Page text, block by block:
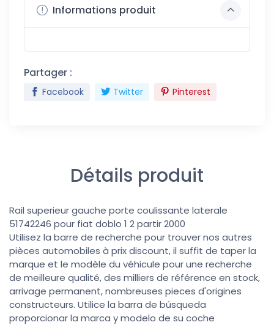
Informations produit
Partager :
Facebook Twitter Pinterest
Détails produit
Rail superieur gauche porte coulissante laterale
51742246 pour fiat doblo 1 2 partir 2000
Utilisez la barre de recherche pour trouver nos autres
pièces automobiles à prix discount, il suffit de taper la
marque et le modèle du véhicule pour une recherche
de meilleure qualité, des milliers de référence en stock,
arrivage permanent, nombreuses pieces d'origines
constructeurs. Utilice la barra de búsqueda
proporcionar la marca y modelo de su coche